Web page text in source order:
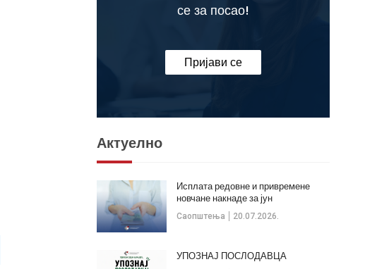
се за посао!
Пријави се
Актуелно
Саопштења 20.07.2026.
Исплата редовне и привремене
новчане накнаде за јун
УПОЗНАЈ ПОСЛОДАВЦА